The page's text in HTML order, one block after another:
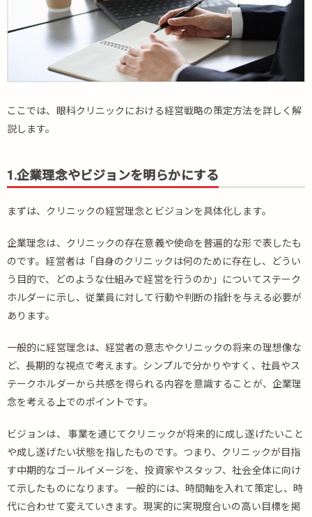
ここでは、眼科クリニックにおける経営戦略の策定方法を詳しく解
説します。
1.企業理念やビジョンを明らかにする
まずは、クリニックの経営理念とビジョンを具体化します。
企業理念は、クリニックの存在意義や使命を普遍的な形で表したも
のです。経営者は「自身のクリニックは何のために存在し、どうい
う目的で、どのような仕組みで経営を行うのか」についてステーク
ホルダーに示し、従業員に対して行動や判断の指針を与える必要が
あります。
一般的に経営理念は、経営者の意志やクリニックの将来の理想像な
ど、長期的な視点で考えます。シンプルで分かりやすく、社員やス
テークホルダーから共感を得られる内容を意識することが、企業理
念を考える上でのポイントです。
ビジョンは、 事業を通じてクリニックが将来的に成し遂げたいこと
や成し遂げたい状態を指したものです。つまり、クリニックが目指
す中期的なゴールイメージを、投資家やスタッフ、社会全体に向け
て示したものになります。 一般的には、時間軸を入れて策定し、時
代に合わせて変えていきます。現実的に実現度合いの高い目標を掲